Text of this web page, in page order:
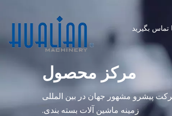
تماس بگیرید
مرکز محصول
پیشرو مشهور جهان در بین المللی
زمینه ماشین آلات بسته بندی.